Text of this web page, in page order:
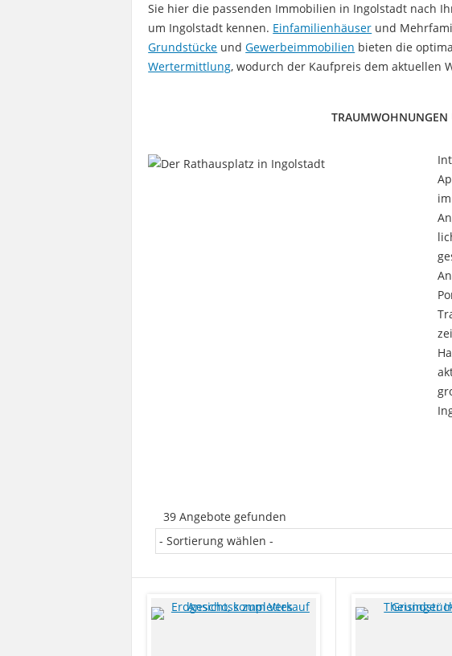
Sie hier die passenden Immobilien in Ingolstadt nach
um Ingolstadt kennen. Einfamilienhäuser und
Grundstücke undGewerbeimmobilien bieten die
Wertermittlung, wodurch der Kaufpreis dem aktuellen
TRAUMWOHNUNGEN
39 Angebote gefunden